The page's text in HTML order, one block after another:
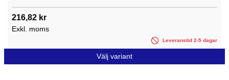
216,82 kr
Exkl. moms
Leveranstid 2-5 dagar
Välj variant